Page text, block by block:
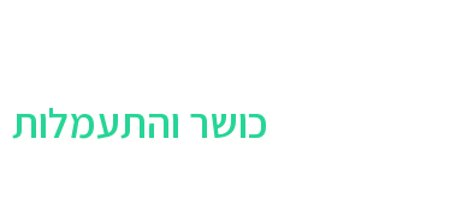
כושר והתעמלות